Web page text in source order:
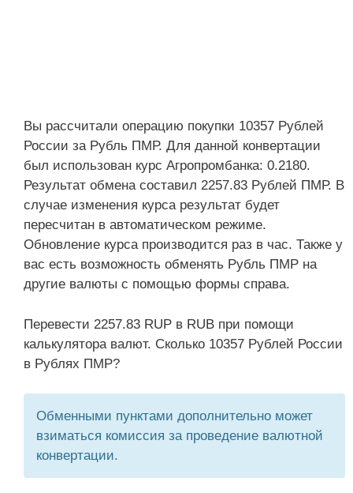
Вы рассчитали операцию покупки 10357 Рублей
России за Рубль ПМР. Для данной конвертации
был использован курс Агропромбанка: 0.2180.
Результат обмена составил 2257.83 Рублей ПМР. В
случае изменения курса результат будет
пересчитан в автоматическом режиме.
Обновление курса производится раз в час. Также у
вас есть возможность обменять Рубль ПМР на
другие валюты с помощью формы справа.
Перевести 2257.83 RUP в RUB при помощи
калькулятора валют. Сколько 10357 Рублей России
в Рублях ПМР?
Обменными пунктами дополнительно может
взиматься комиссия за проведение валютной
конвертации.